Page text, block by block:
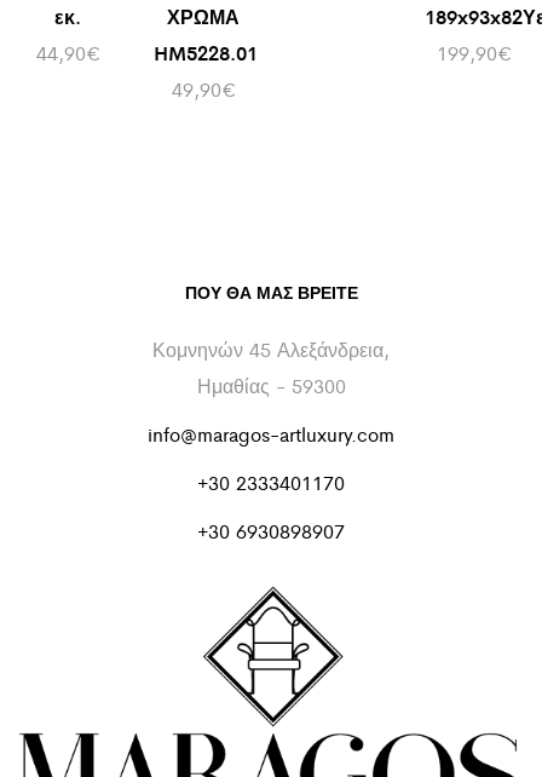
εκ.
44,90€
ΧΡΩΜΑ
HM5228.01
49,90€
199,90€
ΠΟΥ ΘΑ ΜΑΣ ΒΡΕΊΤΕ
Κομνηνών 45 Αλεξάνδρεια,
Ημαθίας - 59300
info@maragos-artluxury.com
+30 2333401170
+30 6930898907